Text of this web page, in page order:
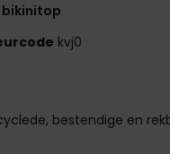
bikinitop
kvj0
bestendige en